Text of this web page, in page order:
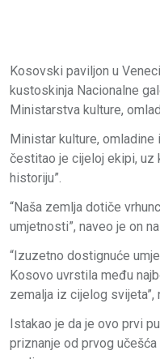
Kosovski paviljon u
kustoskinja Nacionalne
Ministarstva kulture,
Ministar kulture, omladine
čestitao je cijeloj ekipi, uz
historiju”.
“Naša zemlja dotiče
umjetnosti”, naveo je on
“Izuzetno dostignuće
Kosovo uvrstila među
zemalja iz cijelog svijeta”,
Istakao je da je ovo prvi
priznanje od prvog